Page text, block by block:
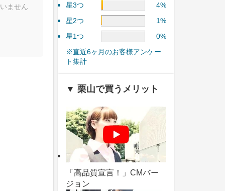
ません
星3つ
4%
星2つ
1%
星1つ
0%
※直近6ヶ月のお客様アンケー
ト集計
▼ 栗山で買うメリット
「高品質宣言！」CMバー
ジョン